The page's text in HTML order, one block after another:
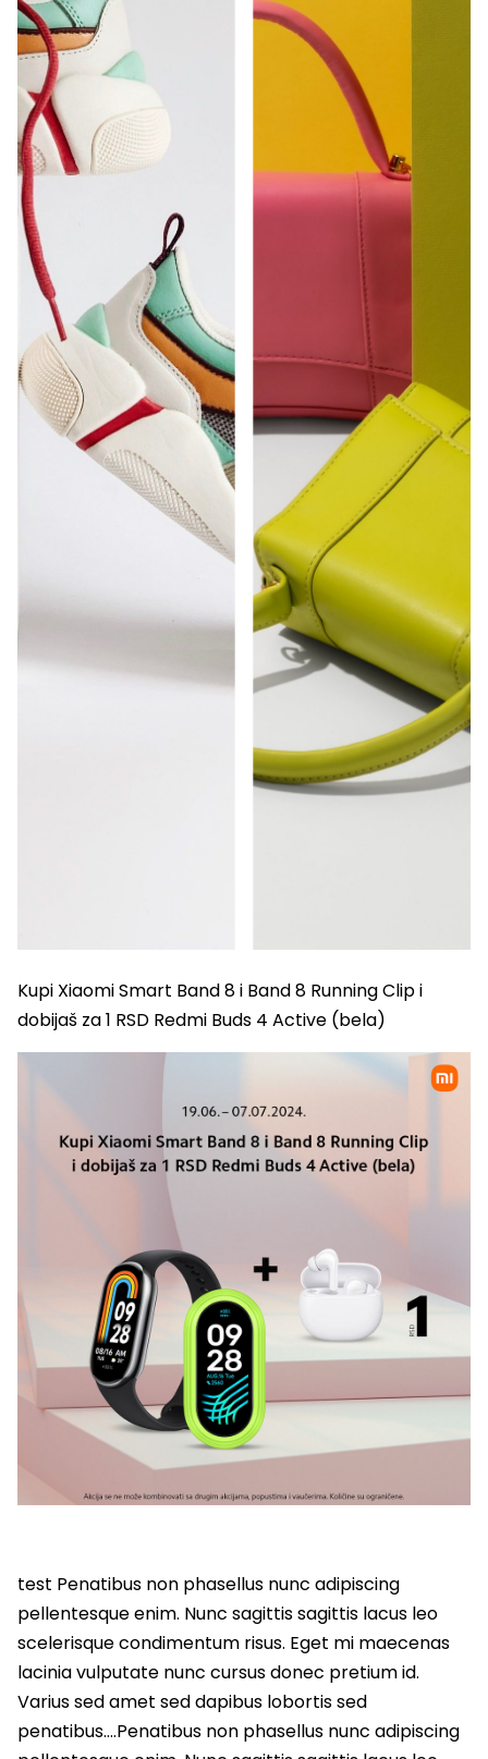
Kupi Xiaomi Smart Band 8 i Band 8 Running Clip i
dobijaš za 1 RSD Redmi Buds 4 Active (bela)
test Penatibus non phasellus nunc adipiscing
pellentesque enim. Nunc sagittis sagittis lacus leo
scelerisque condimentum risus. Eget mi maecenas
lacinia vulputate nunc cursus donec pretium id.
Varius sed amet sed dapibus lobortis sed
penatibus….Penatibus non phasellus nunc adipiscing